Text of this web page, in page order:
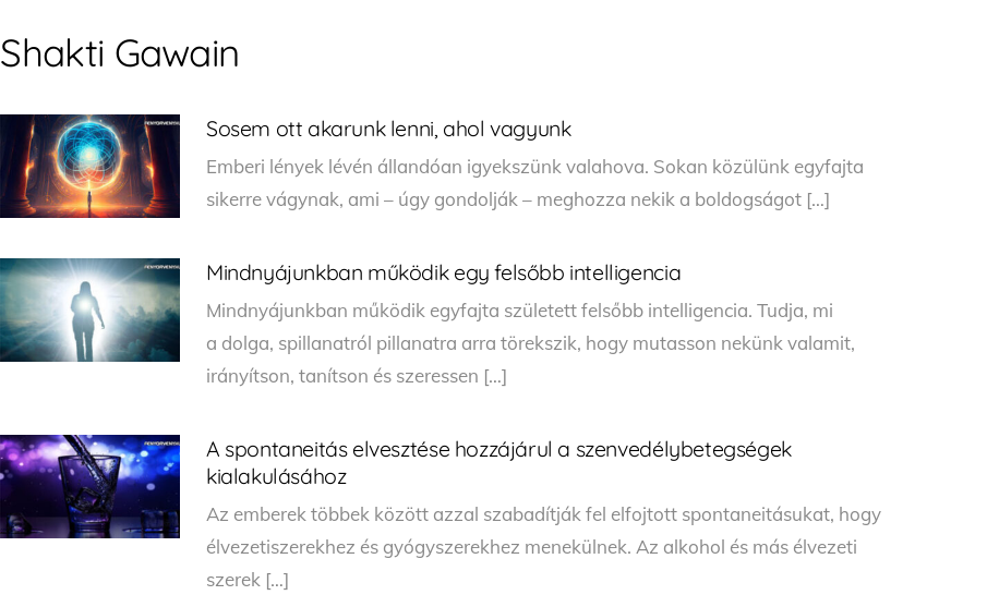
Shakti Gawain
Sosem ott akarunk lenni, ahol vagyunk
Emberi lények lévén állandóan igyekszünk valahova. Sokan közülünk egyfajta
sikerre vágynak, ami – úgy gondolják – meghozza nekik a boldogságot […]
Mindnyájunkban működik egy felsőbb intelligencia
Mindnyájunkban működik egyfajta született felsőbb intelligencia. Tudja, mi
a dolga, spillanatról pillanatra arra törekszik, hogy mutasson nekünk valamit,
irányítson, tanítson és szeressen […]
A spontaneitás elvesztése hozzájárul a szenvedélybetegségek
kialakulásához
Az emberek többek között azzal szabadítják fel elfojtott spontaneitásukat, hogy
élvezetiszerekhez és gyógyszerekhez menekülnek. Az alkohol és más élvezeti
szerek […]